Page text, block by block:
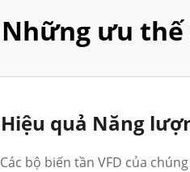
Những ưu thế
Hiệu quả Năng
Các bộ biến tần VFD của